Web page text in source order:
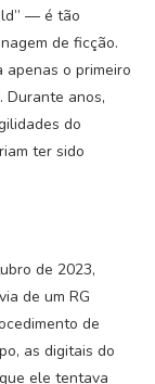
— é tão
de ficção.
o primeiro
Durante anos,
do
ter sido
de 2023,
de um RG
de
as digitais do
ele tentava